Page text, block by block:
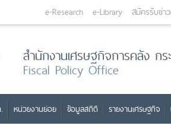
e-Research e-Library สมัครรับข่า
สำนักงานเศรษฐกิจการคลัง ก
Fiscal Policy Office
หน่วยงานย่อย ข้อมูลสถิติ รายงานเศรษฐกิจ